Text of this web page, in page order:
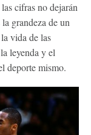
cifras no dejarán
grandeza de un
vida de las
leyenda y el
deporte mismo.